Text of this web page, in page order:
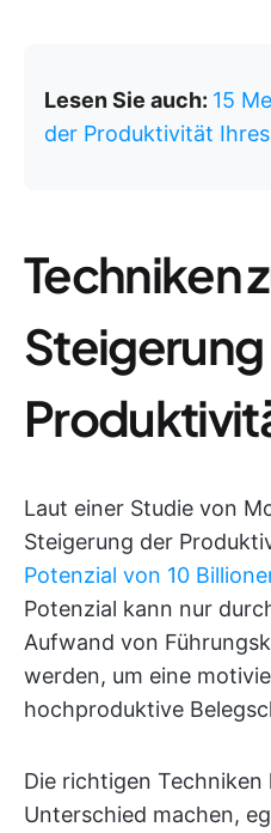
Lesen Sie auch: 15
der Produktivität
Techniken
Laut einer Studie von
Steigerung der
Potenzial von 10
Potenzial kann nur
Aufwand von
werden, um eine
hochproduktive
Die richtigen
Unterschied machen,